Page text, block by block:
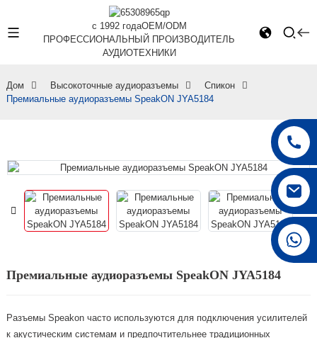
с 1992 годаOEM/ODM
ПРОФЕССИОНАЛЬНЫЙ ПРОИЗВОДИТЕЛЬ
АУДИОТЕХНИКИ
+86 15168592711
Дом Высокоточные аудиоразъемы
Спикон
Премиальные аудиоразъемы SpeakON JYA5184
Премиальные аудиоразъемы SpeakON JYA5184
Разъемы Speakon часто используются для подключения усилителей
к акустическим системам и предпочтительнее традиционных